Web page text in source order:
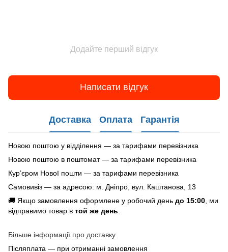
Додайте перший відгук
Написати відгук
Доставка Оплата Гарантія
Новою поштою у відділення — за тарифами перевізника
Новою поштою в поштомат — за тарифами перевізника
Кур’єром Нової пошти — за тарифами перевізника
Самовивіз — за адресою: м. Дніпро, вул. Каштанова, 13
🚚 Якщо замовлення оформлене у робочий день до 15:00 , ми
відправимо товар в той же день
Більше інформації про доставку
Післяплата — при отриманні замовлення